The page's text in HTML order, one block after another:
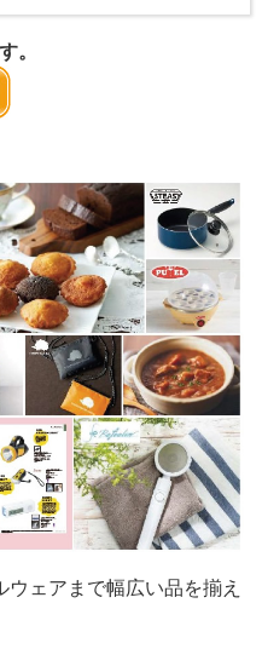
。
ェアまで幅広い品を揃え